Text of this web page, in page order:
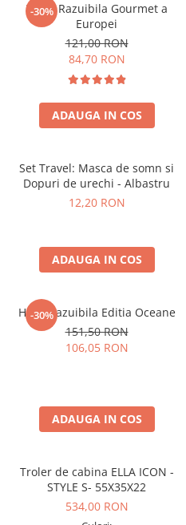
-30%
Harta Razuibila Gourmet a
Europei
121,00 RON
84,70 RON
ADAUGA IN COS
Set Travel: Masca de somn si
Dopuri de urechi - Albastru
12,20 RON
ADAUGA IN COS
-30%
Harta razuibila Editia Oceane
151,50 RON
106,05 RON
ADAUGA IN COS
Troler de cabina ELLA ICON -
STYLE S- 55X35X22
534,00 RON